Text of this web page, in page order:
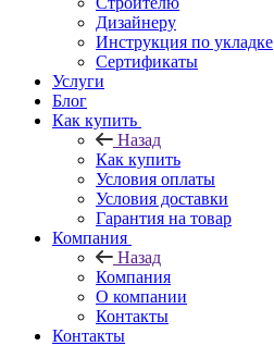
Дизайнеру
Инструкция по укладке
Сертификаты
Услуги
Блог
Как купить
Назад
Как купить
Условия оплаты
Условия доставки
Гарантия на товар
Компания
Назад
Компания
О компании
Контакты
Контакты